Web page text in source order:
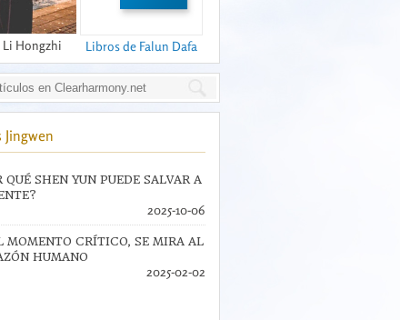
Li Hongzhi Libros de Falun Dafa
Jingwen
QUÉ SHEN YUN PUEDE SALVAR A
2025-10-06
MOMENTO CRÍTICO, SE MIRA AL
HUMANO
2025-02-02